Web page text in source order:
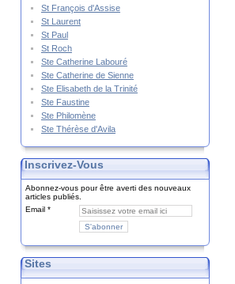
St François d'Assise
St Laurent
St Paul
St Roch
Ste Catherine Labouré
Ste Catherine de Sienne
Ste Elisabeth de la Trinité
Ste Faustine
Ste Philomène
Ste Thérèse d'Avila
Inscrivez-Vous
Abonnez-vous pour être averti des nouveaux
articles publiés.
Email
Sites